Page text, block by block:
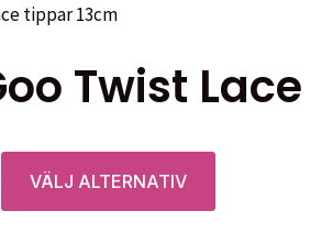
kr
varianter.
olika
kan
Twist
165,00 kr
VÄLJ ALTERNATIV
här